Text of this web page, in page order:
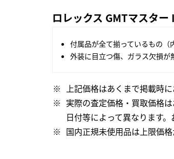
ロレックス GMTマスタ
付属品が全て揃っているもの（
外装に目立つ傷、ガラス欠損が
上記価格はあくまで掲載時
実際の査定価格・買取価格
日付等によって異なります
国内正規未使用品は上限価格